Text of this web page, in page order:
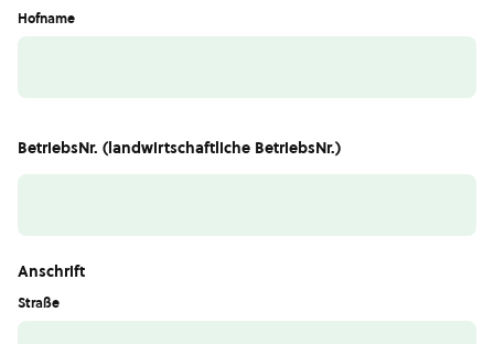
Hofname
BetriebsNr. (landwirtschaftliche BetriebsNr.)
Anschrift
Straße